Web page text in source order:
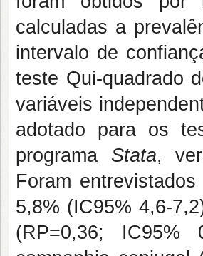
calculadas a
intervalo de
teste Qui-quadrado
variáveis
adotado para os
programa Stata,
Foram
5,8% (IC95% 4,6-
(RP=0,36; IC95%